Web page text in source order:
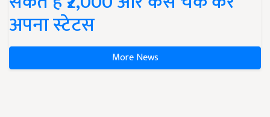
अपना स्टेटस
More News